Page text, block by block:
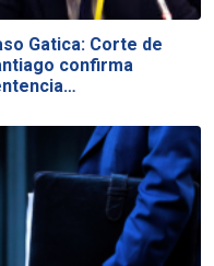
Gatica: Corte de
confirma